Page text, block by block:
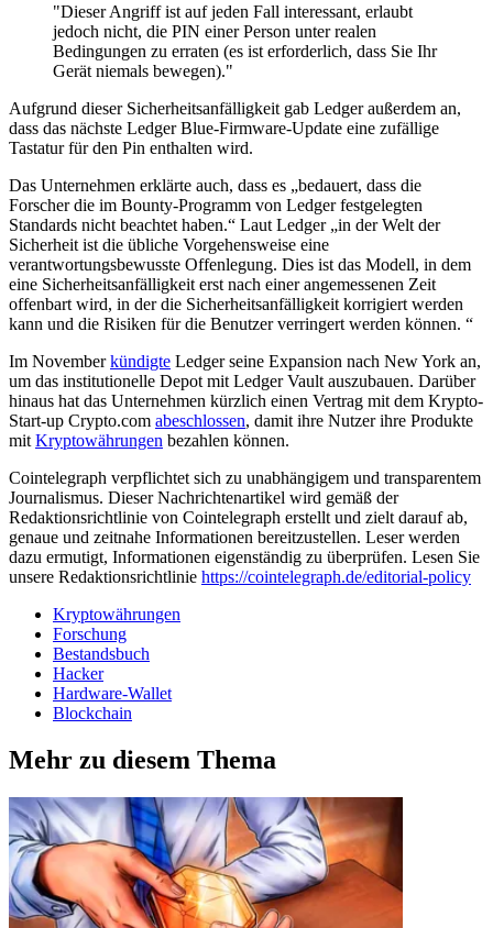
"Dieser Angriff ist auf jeden Fall interessant, erlaubt
jedoch nicht, die PIN einer Person unter realen
Bedingungen zu erraten (es ist erforderlich, dass Sie Ihr
Gerät niemals bewegen)."
Aufgrund dieser Sicherheitsanfälligkeit gab Ledger außerdem an,
dass das nächste Ledger Blue-Firmware-Update eine zufällige
Tastatur für den Pin enthalten wird.
Das Unternehmen erklärte auch, dass es „bedauert, dass die
Forscher die im Bounty-Programm von Ledger festgelegten
Standards nicht beachtet haben.“ Laut Ledger „in der Welt der
Sicherheit ist die übliche Vorgehensweise eine
verantwortungsbewusste Offenlegung. Dies ist das Modell, in dem
eine Sicherheitsanfälligkeit erst nach einer angemessenen Zeit
offenbart wird, in der die Sicherheitsanfälligkeit korrigiert werden
kann und die Risiken für die Benutzer verringert werden können. “
Im Novemberkündigte Ledger seine Expansion nach New York an,
um das institutionelle Depot mit Ledger Vault auszubauen. Darüber
hinaus hat das Unternehmen kürzlich einen Vertrag mit dem Krypto-
Start-up Crypto.com abeschlossen, damit ihre Nutzer ihre Produkte
mit Kryptowährungen bezahlen können.
Cointelegraph verpflichtet sich zu unabhängigem und transparentem
Journalismus. Dieser Nachrichtenartikel wird gemäß der
Redaktionsrichtlinie von Cointelegraph erstellt und zielt darauf ab,
genaue und zeitnahe Informationen bereitzustellen. Leser werden
dazu ermutigt, Informationen eigenständig zu überprüfen. Lesen Sie
unsere Redaktionsrichtlinie https://cointelegraph.de/editorial-policy
Kryptowährungen
Forschung
Bestandsbuch
Hacker
Hardware-Wallet
Blockchain
Mehr zu diesem Thema